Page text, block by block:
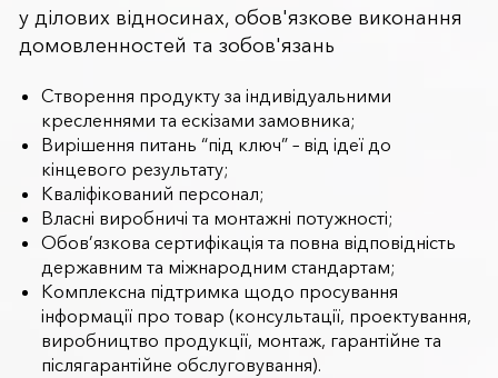
у ділових відносинах, обов'язкове виконання
домовленностей та зобов'язань
Створення продукту за індивідуальними
кресленнями та ескізами замовника;
Вирішення питань “під ключ” – від ідеї до
кінцевого результату;
Кваліфікований персонал;
Власні виробничі та монтажні потужності;
Обов’язкова сертифікація та повна відповідність
державним та міжнародним стандартам;
Комплексна підтримка щодо просування
інформації про товар (консультації, проектування,
виробництво продукції, монтаж, гарантійне та
післягарантійне обслуговування).